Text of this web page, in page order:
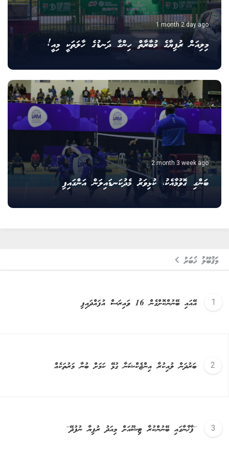
1 month 2 day ago
މިލިއަން ރުފިޔާގެ މުބާރާތް ހިންގާ ދަނޑުގެ ހާލަތަކީ މިއީ!
2 month 3 week ago
ބަންގި ގޮވުމާއެކު، ކުޅިވަރު މެދުކަނޑައިލަން އަންގައިފި
މަޤުބޫލު ޚަބަރު
އޭއައި ބޭނުންކޮށްގެން 16 ވައިރަސް އުފައްދައިފި
ބަރުދަން ލުއިކުރާ އިންޖެކްޝަނާ ގުޅޭ ކަމަށް ބުނާ މަރުތަކެއް
''ފާޚާނާގައި ބޭނުންކުރާ ޓިޝޫއަށް މިއަދު ރުފިޔާ ނުފުދޭ''